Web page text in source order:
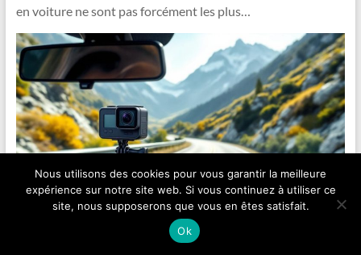
en voiture ne sont pas forcément les plus…
Nous utilisons des cookies pour vous garantir la meilleure
expérience sur notre site web. Si vous continuez à utiliser ce
site, nous supposerons que vous en êtes satisfait.
Ok